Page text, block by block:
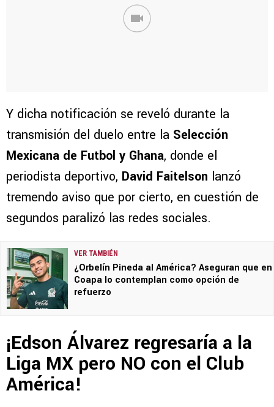
Y dicha notificación se reveló durante la
transmisión del duelo entre la Selección
Mexicana de Futbol y Ghana, donde el
periodista deportivo, David Faitelson lanzó
tremendo aviso que por cierto, en cuestión de
segundos paralizó las redes sociales.
VER TAMBIÉN
¿Orbelín Pineda al América? Aseguran que en
Coapa lo contemplan como opción de
refuerzo
¡Edson Álvarez regresaría a la
Liga MX pero NO con el Club
América!